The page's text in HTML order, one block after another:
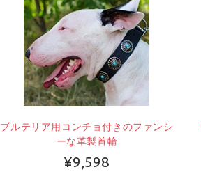
ブルテリア用コンチョ付きのファンシ
ーな革製首輪
¥9,598